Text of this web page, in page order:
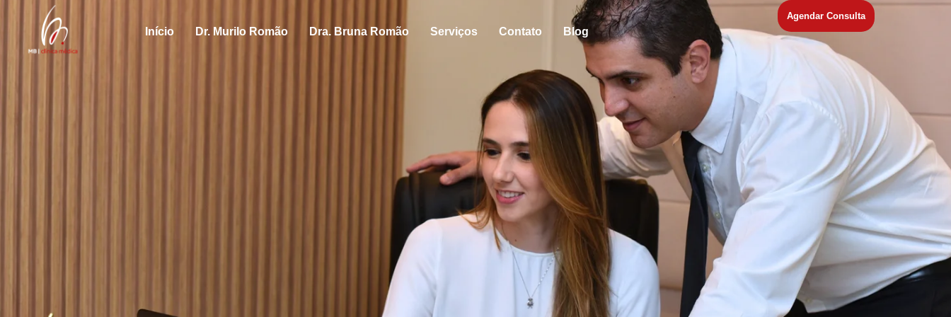
Início Dr. Murilo Romão Dra. Bruna Romão Serviços Contato Blog
Agendar Consulta